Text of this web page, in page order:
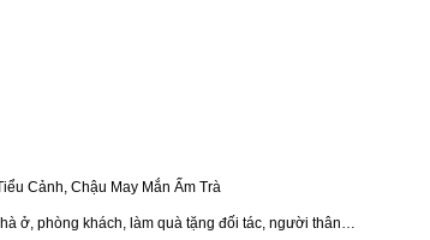
Cảnh, Chậu May Mắn Ấm Trà
ở, phòng khách, làm quà tặng đối tác, người thân…